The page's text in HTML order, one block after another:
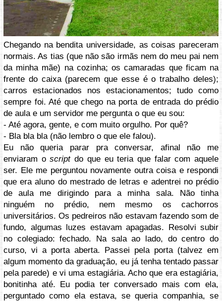
Chegando na bendita universidade, as coisas pareceram
normais. As tias (que não são irmãs nem do meu pai nem
da minha mãe) na cozinha; os camaradas que ficam na
frente do caixa (parecem que esse é o trabalho deles);
carros estacionados nos estacionamentos; tudo como
sempre foi. Até que chego na porta de entrada do prédio
de aula e um servidor me pergunta o que eu sou:
- Até agora, gente, e com muito orgulho. Por quê?
- Bla bla bla (não lembro o que ele falou).
Eu não queria parar pra conversar, afinal não me
enviaram oscriptdo que eu teria que falar com aquele
ser. Ele me perguntou novamente outra coisa e respondi
que era aluno do mestrado de letras e adentrei no prédio
de aula me dirigindo para a minha sala. Não tinha
ninguém no prédio, nem mesmo os cachorros
universitários. Os pedreiros não estavam fazendo som de
fundo, algumas luzes estavam apagadas. Resolvi subir
no colegiado: fechado. Na sala ao lado, do centro do
curso, vi a porta aberta. Passei pela porta (talvez em
algum momento da graduação, eu já tenha tentado passar
pela parede) e vi uma estagiária. Acho que era estagiária,
bonitinha até. Eu podia ter conversado mais com ela,
perguntado como ela estava, se queria companhia, se